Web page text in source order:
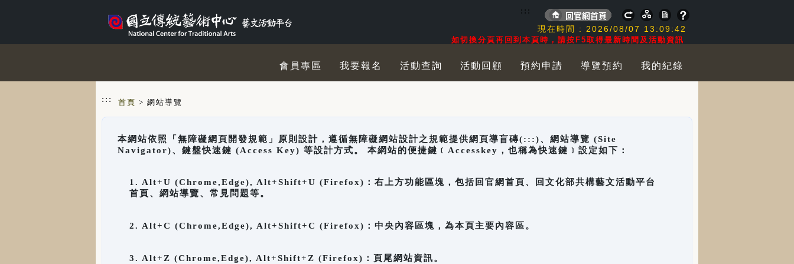
現在時間 : 2026/08/07 13:09:43
如切換分頁再回到本頁時，請按F5取得最新時間及活動資訊
:::
會員專區 我要報名 活動查詢 活動回顧 預約申請 導覽預約 我的紀錄
::: 首頁 > 網站導覽
本網站依照「無障礙網頁開發規範」原則設計，遵循無障礙網站設計之規範提供網頁導盲磚(:::)、網站導覽 (Site
Navigator)、鍵盤快速鍵 (Access Key) 等設計方式。 本網站的便捷鍵﹝Accesskey，也稱為快速鍵﹞設定如下：
1. Alt+U (Chrome,Edge), Alt+Shift+U (Firefox)：右上方功能區塊，包括回官網首頁、回文化部共構藝文活動平台
首頁、網站導覽、常見問題等。
2. Alt+C (Chrome,Edge), Alt+Shift+C (Firefox)：中央內容區塊，為本頁主要內容區。
3. Alt+Z (Chrome,Edge), Alt+Shift+Z (Firefox)：頁尾網站資訊。